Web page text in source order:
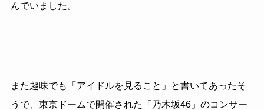
んでいました。
また趣味でも「アイドルを見ること」と書いてあったそ
うで、東京ドームで開催された「乃木坂46」のコンサー